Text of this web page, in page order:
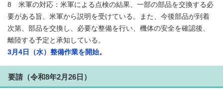
8 米軍の対応：米軍による点検の結果、一部の部品を交換する必
要がある旨、米軍から説明を受けている。また、今後部品が到着
次第、部品を交換し、必要な整備を行い、機体の安全を確認後、
離陸する予定と承知している。
3月4日（水）整備作業を開始。
要請（令和8年2月26日）